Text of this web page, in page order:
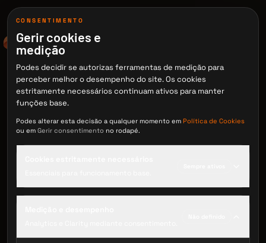
CONSENTIMENTO
Gerir cookies e
medição
Podes decidir se autorizas ferramentas de medição para
perceber melhor o desempenho do site. Os cookies
estritamente necessários continuam ativos para manter
funções base.
Podes alterar esta decisão a qualquer momento em Política de Cookies
ou em Gerir consentimento no rodapé.